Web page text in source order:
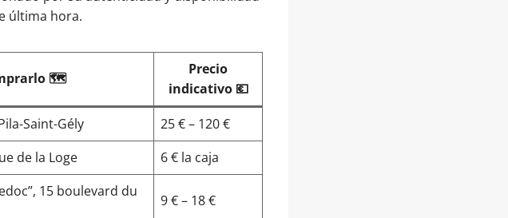
última hora.
🗺️
Precio
indicativo 💶
Saint-Gély
25 € – 120 €
de la Loge 6 € la caja
15 boulevard du
9 € – 18 €